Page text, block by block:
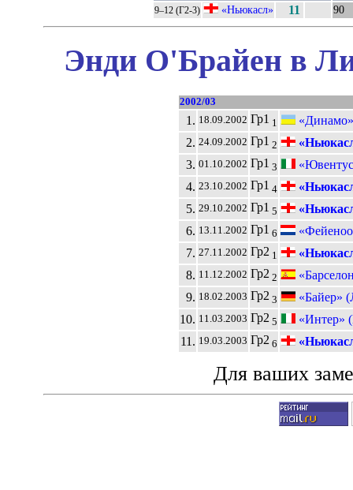
9–12 (Г2-3) «Ньюкасл» 11 90
Энди О'Брайен в
2002/03
1. 18.09.2002 Гр1 1
2. 24.09.2002 Гр1 2
3. 01.10.2002 Гр1 3
4. 23.10.2002 Гр1 4
5. 29.10.2002 Гр1 5
6. 13.11.2002 Гр1 6
7. 27.11.2002 Гр2 1
8. 11.12.2002 Гр2 2
9. 18.02.2003 Гр2 3
«Байер»
10. 11.03.2003 Гр2 5
«Интер»
11. 19.03.2003 Гр2 6
Для ваших